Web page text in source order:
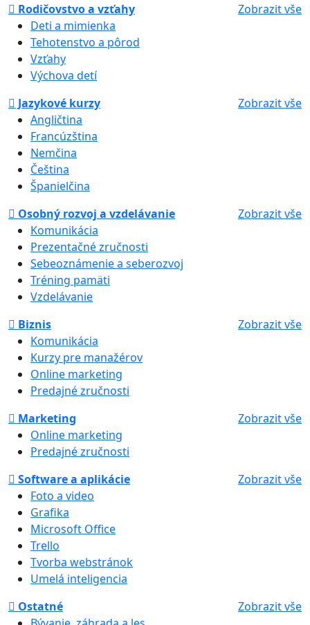
Rodičovstvo a vzťahy
Zobrazit vše
Deti a mimienka
Tehotenstvo a pôrod
Vzťahy
Výchova detí
Jazykové kurzy
Zobrazit vše
Angličtina
Francúzština
Nemčina
Čeština
Španielčina
Osobný rozvoj a vzdelávanie
Zobrazit vše
Komunikácia
Prezentačné zručnosti
Sebeoznámenie a seberozvoj
Tréning pamäti
Vzdelávanie
Biznis
Zobrazit vše
Komunikácia
Kurzy pre manažérov
Online marketing
Predajné zručnosti
Marketing
Zobrazit vše
Online marketing
Predajné zručnosti
Software a aplikácie
Zobrazit vše
Foto a video
Grafika
Microsoft Office
Trello
Tvorba webstránok
Umelá inteligencia
Ostatné
Zobrazit vše